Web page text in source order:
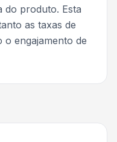
do produto. Esta
as taxas de
o engajamento de